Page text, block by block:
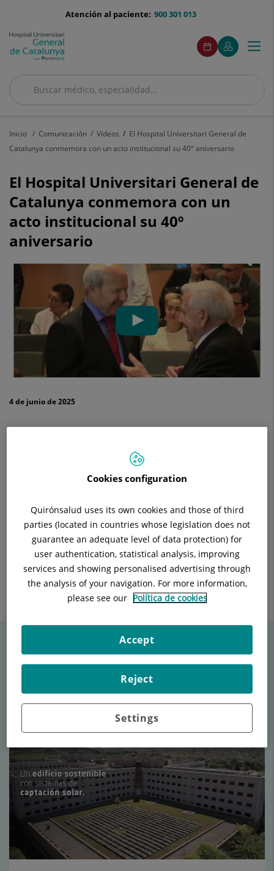
menu-
900 301 013
Atención al paciente:
Buscar
Buscar
menuAcceso
Pedir
cita
Este
enlace
se
en
Mi
Quirónsalud
Este
enlace
se
en
ventana
Menú
Inicio Comunicación Vídeos
El Hospital Universitari General de
Catalunya conmemora con un acto institucional su 40º aniversario
El Hospital Universitari General de
Catalunya conmemora con un
acto institucional su 40º
aniversario
4 de junio de 2025
hospital, que se ha consolidado como centro de referencia
comprometido con la salud, la innovación y la formación
médica. El reunió a autoridades locales, representantes del
ámbito sanitario y estuvo presidido por Xavier Mate, director
territorial Barcelona-Vallès de Quirónsalud; el Dr. Joan
Izquierdo, gerente del Hospital Universitari General de
Catalunya y Josep Maria Vallès, alcalde de Sant Cugat.
EnviarCompartirCompartir
en
Vídeos relacionados
Cookies configuration
Quirónsalud uses its own cookies and those of third
parties (located in countries whose legislation does not
guarantee an adequate level of data protection) for
user authentication, statistical analysis, improving
services and showing personalised advertising through
the analysis of your navigation. For more information,
please see our Política de cookies
Settings
Reject
Accept